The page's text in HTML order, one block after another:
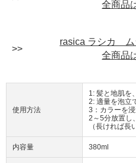
全商品
rasica ラシカ ム
全商品
使用方法
1: 髪と地肌を
2: 適量を泡立
3：カラーを浸
2～5分放置し
（長ければ長
内容量 380ml